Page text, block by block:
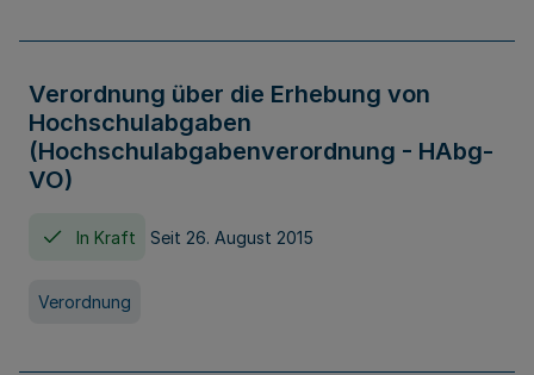
Verordnung über die Erhebung von
Hochschulabgaben
(Hochschulabgabenverordnung - HAbg-
VO)
In Kraft Seit 26. August 2015
Verordnung